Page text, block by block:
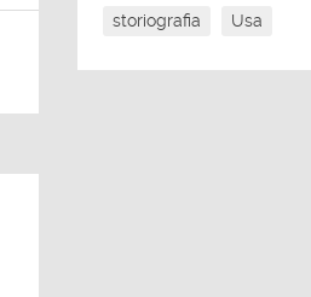
storiografia Usa